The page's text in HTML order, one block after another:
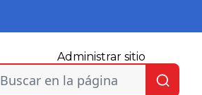
Administrar sitio
Buscar en la página